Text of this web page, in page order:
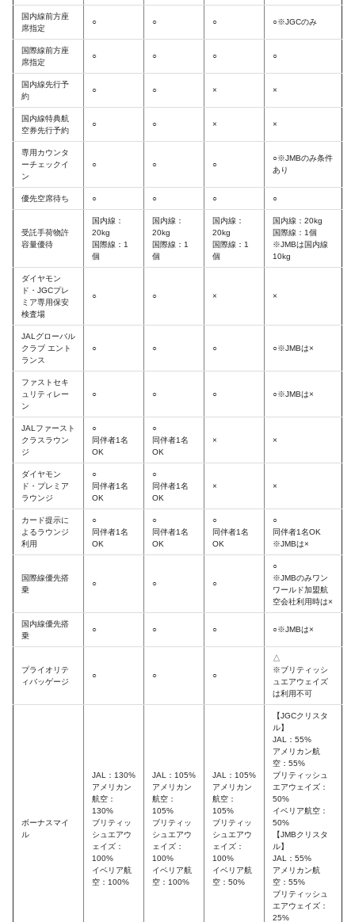
国内線前方座
席指定
○ ○ ○ ○※JGCのみ
国際線前方座
席指定
○ ○ ○ ○
国内線先行予
約
○ ○ × ×
国内線特典航
空券先行予約
○ ○ × ×
専用カウンタ
ーチェックイ
ン
○ ○ ○
○※JMBのみ条件
あり
優先空席待ち ○ ○ ○ ○
受託手荷物許
容量優待
国内線：
20kg
国際線：1
個
国内線：
20kg
国際線：1
個
国内線：
20kg
国際線：1
個
国内線：20kg
国際線：1個
※JMBは国内線
10kg
ダイヤモン
ド・JGCプレ
ミア専用保安
検査場
○ ○ × ×
JALグローバル
クラブ エント
ランス
○ ○ ○ ○※JMBは×
ファストセキ
ュリティレー
ン
○ ○ ○ ○※JMBは×
JALファースト
クラスラウン
ジ
○
同伴者1名
OK
○
同伴者1名
OK
× ×
ダイヤモン
ド・プレミア
ラウンジ
○
同伴者1名
OK
○
同伴者1名
OK
× ×
カード提示に
よるラウンジ
利用
○
同伴者1名
OK
○
同伴者1名
OK
○
同伴者1名
OK
○
同伴者1名OK
※JMBは×
国際線優先搭
乗
○ ○ ○
○
※JMBのみワン
ワールド加盟航
空会社利用時は×
国内線優先搭
乗
○ ○ ○ ○※JMBは×
プライオリテ
ィバッゲージ
○ ○ ○
△
※ブリティッシ
ュエアウェイズ
は利用不可
ボーナスマイ
ル
JAL：130%
アメリカン
航空：
130%
ブリティッ
シュエアウ
ェイズ：
100%
イベリア航
空：100%
JAL：105%
アメリカン
航空：
105%
ブリティッ
シュエアウ
ェイズ：
100%
イベリア航
空：100%
JAL：105%
アメリカン
航空：
105%
ブリティッ
シュエアウ
ェイズ：
100%
イベリア航
空：50%
【JGCクリスタ
ル】
JAL：55%
アメリカン航
空：55%
ブリティッシュ
エアウェイズ：
50%
イベリア航空：
50%
【JMBクリスタ
ル】
JAL：55%
アメリカン航
空：55%
ブリティッシュ
エアウェイズ：
25%